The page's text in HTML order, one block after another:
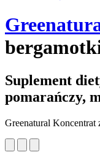
Suplement
pomarańczy,
Greenatural